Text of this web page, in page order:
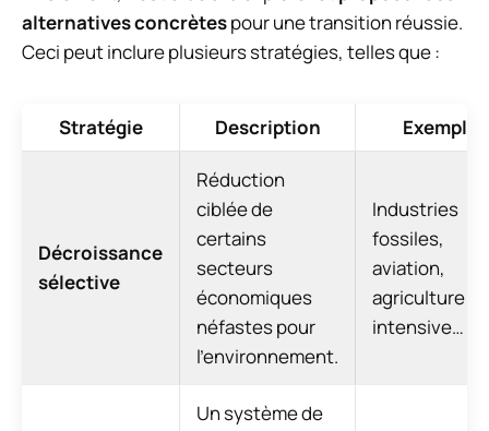
alternatives concrètespour une transition réussie.
Ceci peut inclure plusieurs stratégies, telles que :
Stratégie Description Exemples
Décroissance
sélective
Réduction
ciblée de
certains
secteurs
économiques
néfastes pour
l’environnement.
Industries
fossiles,
aviation,
agriculture
intensive…
Un système de